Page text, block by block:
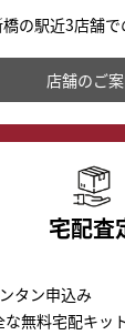
の駅近3店舗で
致します。渋
おり、下取りに
す♪
店舗のご
宅配査
タン申込み
無料宅配キッ